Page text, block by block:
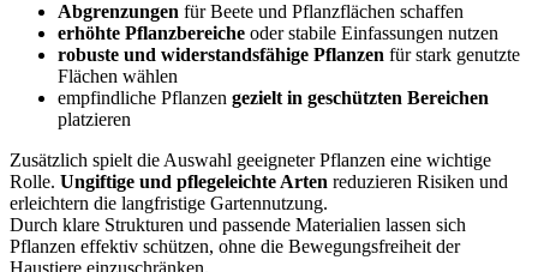
Abgrenzungen für Beete und Pflanzflächen schaffen
erhöhte Pflanzbereiche oder stabile Einfassungen nutzen
robuste und widerstandsfähige Pflanzen für stark genutzte
Flächen wählen
empfindliche Pflanzen gezielt in geschützten Bereichen
platzieren
Zusätzlich spielt die Auswahl geeigneter Pflanzen eine wichtige
Rolle. Ungiftige und pflegeleichte Arten reduzieren Risiken und
erleichtern die langfristige Gartennutzung.
Durch klare Strukturen und passende Materialien lassen sich
Pflanzen effektiv schützen, ohne die Bewegungsfreiheit der